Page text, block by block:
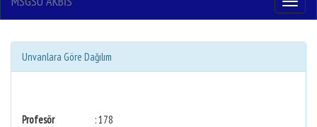
Menu
Unvanlara Göre Dağılım
Profesör
: 178